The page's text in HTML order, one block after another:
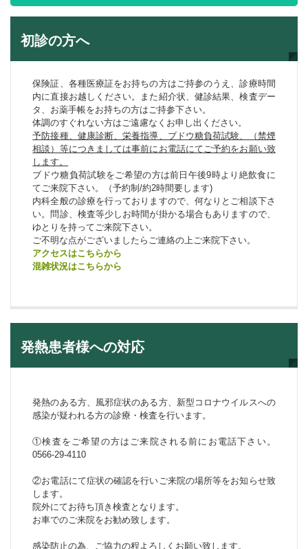
初診の方へ
保険証、各種医療証をお持ちの方はご持参のうえ、診療時間
内に直接お越しください。また紹介状、健診結果、検査デー
タ、お薬手帳をお持ちの方はご持参下さい。
体調のすぐれない方はご遠慮なくお申し出ください。
予防接種、健康診断、栄養指導、ブドウ糖負荷試験、（禁煙
相談）等につきましては事前にお電話にてご予約をお願い致
します。
ブドウ糖負荷試験をご希望の方は前日午後9時より絶飲食に
てご来院下さい。（予約制/約2時間要します)
内科全般の診療を行っておりますので、何なりとご相談下さ
い。問診、検査等少しお時間が掛かる場合もありますので、
ゆとりを持ってご来院下さい。
ご不明な点がございましたらご連絡の上ご来院下さい。
アクセスはこちらから
混雑状況はこちらから
発熱患者様への対応
発熱のある方、風邪症状のある方、新型コロナウイルスへの
感染が疑われる方の診療・検査を行います。
①検査をご希望の方はご来院される前にお電話下さい。
0566-29-4110
②お電話にて症状の確認を行いご来院の場所等をお知らせ致
します。
院外にてお待ち頂き検査となります。
お車でのご来院をお勧め致します。
感染防止の為、ご協力の程よろしくお願い致します。